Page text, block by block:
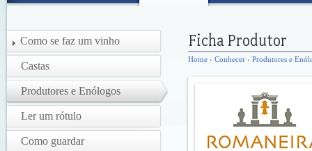
Como se faz um vinho
Castas
Produtores e Enólogos
Ler um rótulo
Como guardar
Home › Conhecer › Produtores e